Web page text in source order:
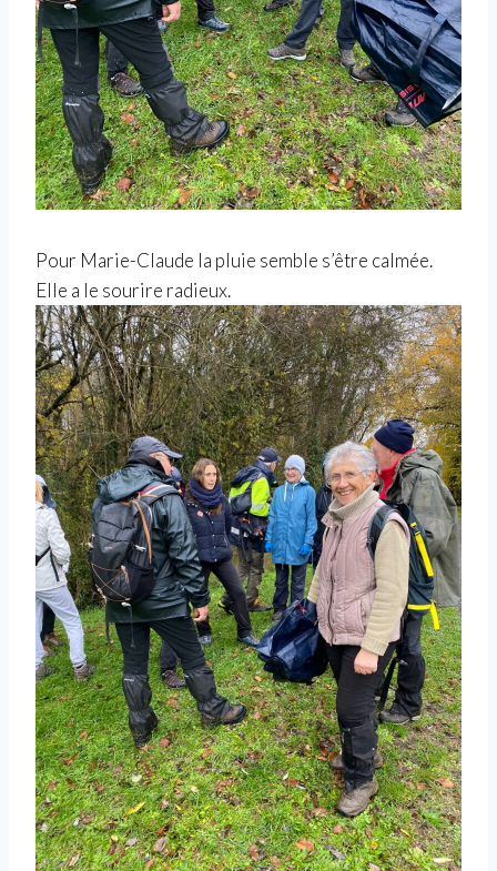
Pour Marie-Claude la pluie semble s’être calmée.
Elle a le sourire radieux.